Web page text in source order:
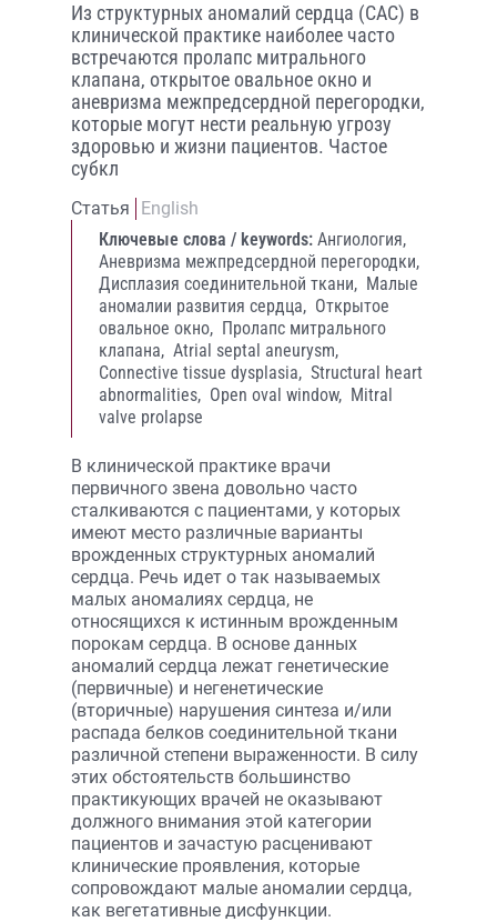
Из структурных аномалий сердца (САС) в
клинической практике наиболее часто
встречаются пролапс митрального
клапана, открытое овальное окно и
аневризма межпредсердной перегородки,
которые могут нести реальную угрозу
здоровью и жизни пациентов. Частое
субкл
Статья
English
Ключевые слова / keywords: Ангиология,
Аневризма межпредсердной перегородки,
Дисплазия соединительной ткани, Малые
аномалии развития сердца, Открытое
овальное окно, Пролапс митрального
клапана, Atrial septal aneurysm,
Connective tissue dysplasia, Structural heart
abnormalities, Open oval window, Mitral
valve prolapse
В клинической практике врачи
первичного звена довольно часто
сталкиваются с пациентами, у которых
имеют место различные варианты
врожденных структурных аномалий
сердца. Речь идет о так называемых
малых аномалиях сердца, не
относящихся к истинным врожденным
порокам сердца. В основе данных
аномалий сердца лежат генетические
(первичные) и негенетические
(вторичные) нарушения синтеза и/или
распада белков соединительной ткани
различной степени выраженности. В силу
этих обстоятельств большинство
практикующих врачей не оказывают
должного внимания этой категории
пациентов и зачастую расценивают
клинические проявления, которые
сопровождают малые аномалии сердца,
как вегетативные дисфункции.